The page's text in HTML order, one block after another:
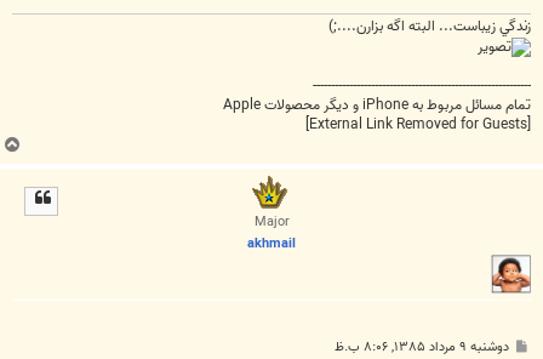
زندگي زيباست... البته اگه بزارن....;)
------------------------------------------------------------
تمام مسائل مربوط به iPhone و دیگر محصولات Apple
[External Link Removed for Guests]
Major
akhmail
دوشنبه ۹ مرداد ۱۳۸۵, ۸:۰۶ ب.ظ